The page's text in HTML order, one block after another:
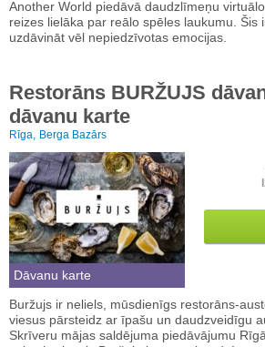
Another World piedāvā daudzlīmeņu
reizes lielāka par reālo spēles laukumu. Šis
uzdāvināt vēl nepiedzīvotas emocijas.
Restorāns BURŽUJS
dāvanu karte
Rīga, Berga Bazārs
Dāvanu karte
Buržujs ir neliels, mūsdienīgs restorāns-
viesus pārsteidz ar īpašu un daudzveidīgu
Skrīveru mājas saldējuma piedāvājumu